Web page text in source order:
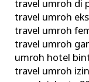
travel umroh di
travel umroh
travel umroh
travel umroh
umroh hotel
travel umroh